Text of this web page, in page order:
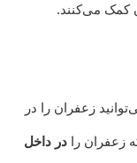
کمک می‌کنند.
زعفران را در
زعفران را در داخل